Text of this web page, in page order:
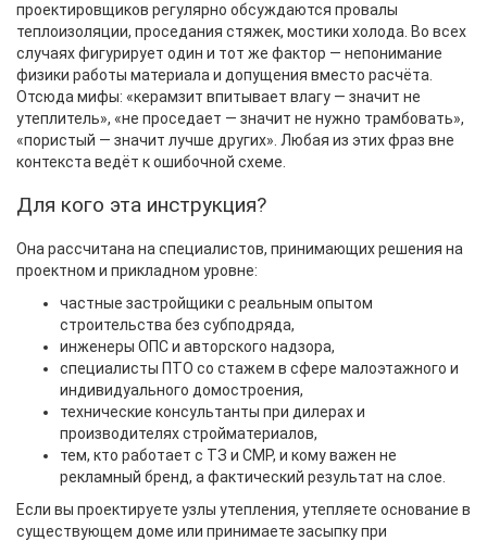
проектировщиков регулярно обсуждаются провалы
теплоизоляции, проседания стяжек, мостики холода. Во всех
случаях фигурирует один и тот же фактор — непонимание
физики работы материала и допущения вместо расчёта.
Отсюда мифы: «керамзит впитывает влагу — значит не
утеплитель», «не проседает — значит не нужно трамбовать»,
«пористый — значит лучше других». Любая из этих фраз вне
контекста ведёт к ошибочной схеме.
Для кого эта инструкция?
Она рассчитана на специалистов, принимающих решения на
проектном и прикладном уровне:
частные застройщики с реальным опытом
строительства без субподряда,
инженеры ОПС и авторского надзора,
специалисты ПТО со стажем в сфере малоэтажного и
индивидуального домостроения,
технические консультанты при дилерах и
производителях стройматериалов,
тем, кто работает с ТЗ и СМР, и кому важен не
рекламный бренд, а фактический результат на слое.
Если вы проектируете узлы утепления, утепляете основание в
существующем доме или принимаете засыпку при